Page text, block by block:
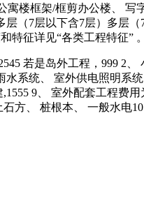
楼框架/框剪办公楼、
（7层以下含7层）多层
征详见“各类工程特征”
若是岛外工程，999 2、
系统、 室外供电照明系
9、 室外配套工程费
方、 桩根本、 一般水电